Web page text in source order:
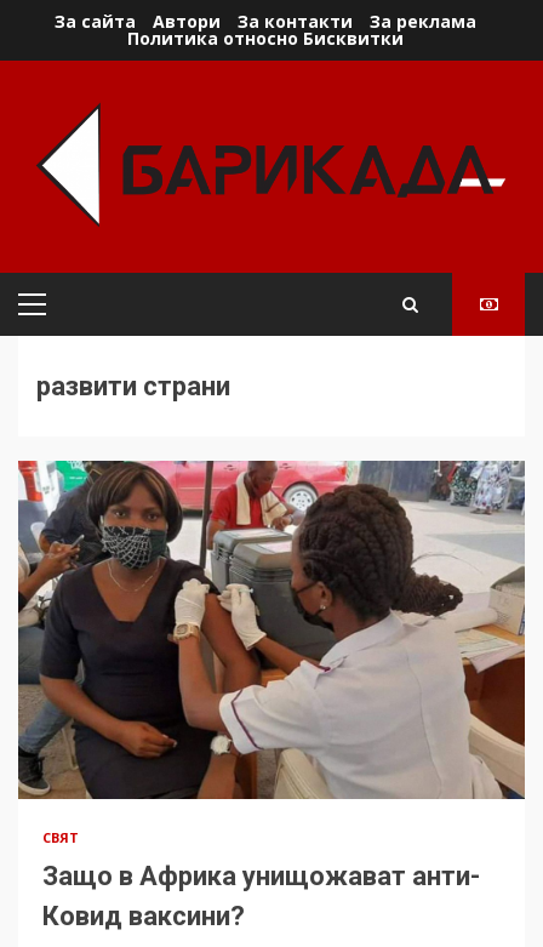
За сайта Автори За контакти За реклама
Политика относно Бисквитки
Primary
развити страни
СВЯТ
Защо в Африка унищожават анти-
Ковид ваксини?